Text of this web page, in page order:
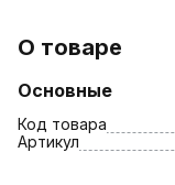
О товаре
Основные
Код товара
Артикул